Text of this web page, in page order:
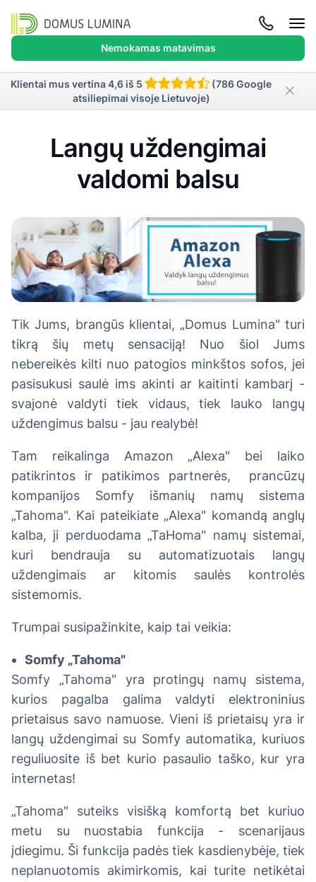
Nemokamas matavimas
Klientai mus vertina 4,6 iš 5
(786 Google
atsiliepimai visoje Lietuvoje)
Langų uždengimai
valdomi balsu
Tik Jums, brangūs klientai, „Domus Lumina" turi
tikrą šių metų sensaciją! Nuo šiol Jums
nebereikės kilti nuo patogios minkštos sofos, jei
pasisukusi saulė ims akinti ar kaitinti kambarį -
svajonė valdyti tiek vidaus, tiek lauko langų
uždengimus balsu - jau realybė!
Tam reikalinga Amazon „Alexa" bei laiko
patikrintos ir patikimos partnerės, prancūzų
kompanijos Somfy išmanių namų sistema
„Tahoma". Kai pateikiate „Alexa" komandą anglų
kalba, ji perduodama „TaHoma" namų sistemai,
kuri bendrauja su automatizuotais langų
uždengimais ar kitomis saulės kontrolės
sistemomis.
Trumpai susipažinkite, kaip tai veikia:
Somfy „Tahoma"
Somfy „Tahoma" yra protingų namų sistema,
kurios pagalba galima valdyti elektroninius
prietaisus savo namuose. Vieni iš prietaisų yra ir
langų uždengimai su Somfy automatika, kuriuos
reguliuosite iš bet kurio pasaulio taško, kur yra
internetas!
„Tahoma" suteiks visišką komfortą bet kuriuo
metu su nuostabia funkcija - scenarijaus
įdiegimu. Ši funkcija padės tiek kasdienybėje, tiek
neplanuotomis akimirkomis, kai turite netikėtai